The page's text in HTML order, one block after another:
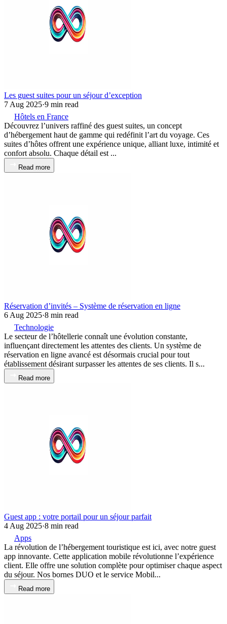
Les guest suites pour un séjour d’exception
7 Aug 2025·9 min read
Hôtels en France
Découvrez l’univers raffiné des guest suites, un concept
d’hébergement haut de gamme qui redéfinit l’art du voyage. Ces
suites d’hôtes offrent une expérience unique, alliant luxe, intimité et
confort absolu. Chaque détail est ...
Read more
Réservation d’invités – Système de réservation en ligne
6 Aug 2025·8 min read
Technologie
Le secteur de l’hôtellerie connaît une évolution constante,
influençant directement les attentes des clients. Un système de
réservation en ligne avancé est désormais crucial pour tout
établissement désirant surpasser les attentes de ses clients. Il s...
Read more
Guest app : votre portail pour un séjour parfait
4 Aug 2025·8 min read
Apps
La révolution de l’hébergement touristique est ici, avec notre guest
app innovante. Cette application mobile révolutionne l’expérience
client. Elle offre une solution complète pour optimiser chaque aspect
du séjour. Nos bornes DUO et le service Mobil...
Read more